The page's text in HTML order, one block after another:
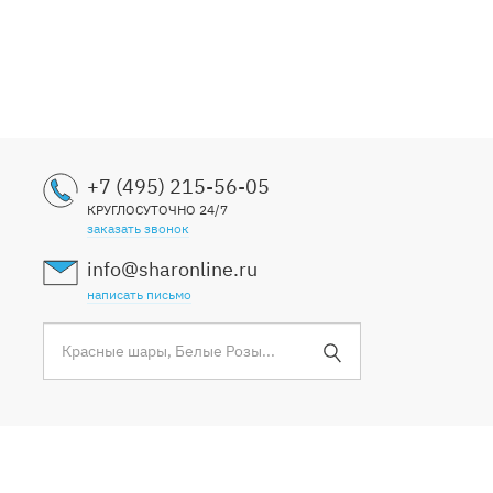
+7 (495) 215-56-05
КРУГЛОСУТОЧНО 24/7
заказать звонок
info@sharonline.ru
написать письмо